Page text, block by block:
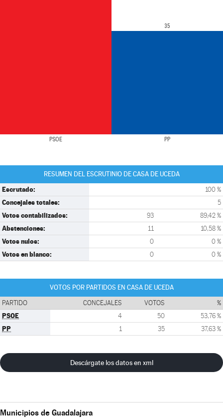
PSOE PP
35
RESUMEN DEL ESCRUTINIO DE CASA DE UCEDA
Escrutado: 100 %
Concejales totales: 5
Votos contabilizados: 93 89,42 %
Abstenciones: 11 10,58 %
Votos nulos: 0 0 %
Votos en blanco: 0 0 %
VOTOS POR PARTIDOS EN CASA DE UCEDA
PARTIDO CONCEJALES VOTOS %
PSOE 4 50 53,76 %
PP 1 35 37,63 %
Descárgate los datos en xml
Municipios de Guadalajara